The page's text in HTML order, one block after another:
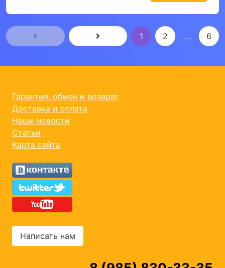
1 2 … 6
Гарантия, обмен и возврат
Доставка и оплата
Наши новости
Статьи
Карта сайта
Написать нам